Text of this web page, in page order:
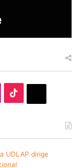
UDLAP dirige